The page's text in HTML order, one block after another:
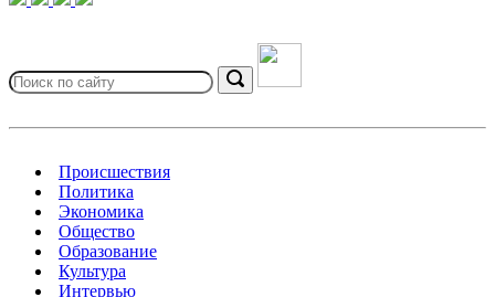
for:
Search
Происшествия
Политика
Экономика
Общество
Образование
Культура
Интервью